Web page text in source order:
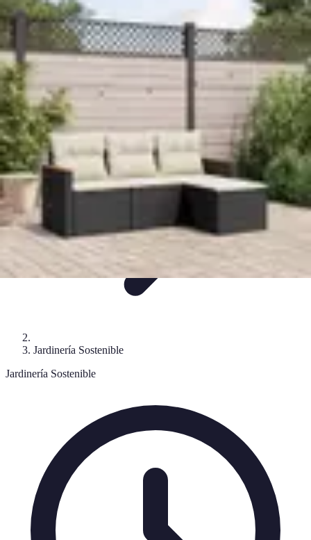
Flora y Jardín
Informativo TutorialesListiclesJardineríaCuidados de Plantas
Flora y Jardín
Jardinería Sostenible
Jardinería Sostenible